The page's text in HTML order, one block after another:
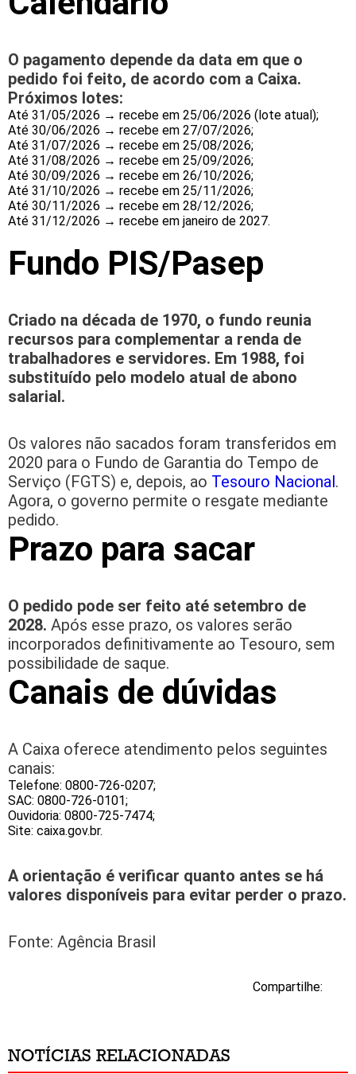
O pagamento depende da data em que o
pedido foi feito, de acordo com a Caixa.
Próximos lotes:
Até 31/05/2026 → recebe em 25/06/2026 (lote atual);
Até 30/06/2026 → recebe em 27/07/2026;
Até 31/07/2026 → recebe em 25/08/2026;
Até 31/08/2026 → recebe em 25/09/2026;
Até 30/09/2026 → recebe em 26/10/2026;
Até 31/10/2026 → recebe em 25/11/2026;
Até 30/11/2026 → recebe em 28/12/2026;
Até 31/12/2026 → recebe em janeiro de 2027.
Fundo PIS/Pasep
Criado na década de 1970, o fundo reunia
recursos para complementar a renda de
trabalhadores e servidores. Em 1988, foi
substituído pelo modelo atual de abono
salarial.
Os valores não sacados foram transferidos em
2020 para o Fundo de Garantia do Tempo de
Serviço (FGTS) e, depois, ao Tesouro Nacional.
Agora, o governo permite o resgate mediante
pedido.
Prazo para sacar
O pedido pode ser feito até setembro de
2028. Após esse prazo, os valores serão
incorporados definitivamente ao Tesouro, sem
possibilidade de saque.
Canais de dúvidas
A Caixa oferece atendimento pelos seguintes
canais:
Telefone: 0800-726-0207;
SAC: 0800-726-0101;
Ouvidoria: 0800-725-7474;
Site: caixa.gov.br.
A orientação é verificar quanto antes se há
valores disponíveis para evitar perder o prazo.
Fonte: Agência Brasil
Compartilhe:
NOTÍCIAS RELACIONADAS